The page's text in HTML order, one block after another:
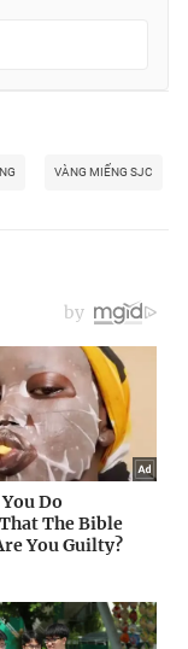
VÀNG MIẾNG SJC